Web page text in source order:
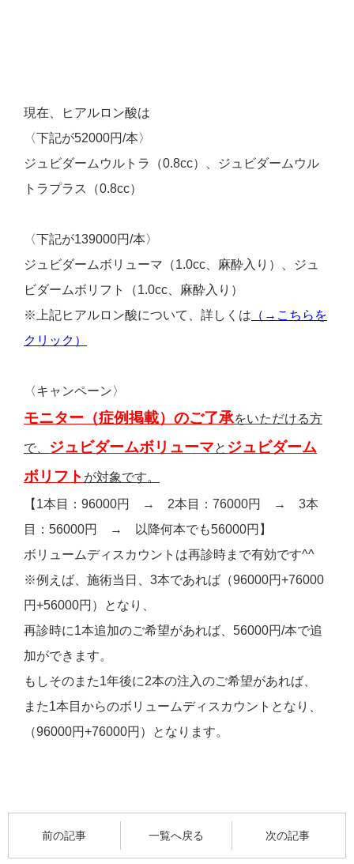
現在、ヒアルロン酸は
〈下記が52000円/本〉
ジュビダームウルトラ（0.8cc）、ジュビダームウル
トラプラス（0.8cc）
〈下記が139000円/本〉
ジュビダームボリューマ（1.0cc、麻酔入り）、ジュ
ビダームボリフト（1.0cc、麻酔入り）
※上記ヒアルロン酸について、詳しくは （→こちらを
クリック）
〈キャンペーン〉
モニター（症例掲載）のご了承をいただける方
で、 ジュビダームボリューマと ジュビダーム
ボリフト が対象です。
【1本目：96000円 → 2本目：76000円 → 3本
目：56000円 → 以降何本でも56000円】
ボリュームディスカウントは再診時まで有効です^^
※例えば、施術当日、3本であれば（96000円+76000
円+56000円）となり、
再診時に1本追加のご希望があれば、56000円/本で追
加ができます。
もしそのまた1年後に2本の注入のご希望があれば、
また1本目からのボリュームディスカウントとなり、
（96000円+76000円）となります。
前の記事 一覧へ戻る 次の記事